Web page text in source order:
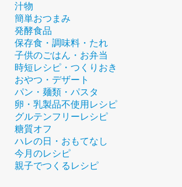
汁物
簡単おつまみ
発酵食品
保存食・調味料・たれ
子供のごはん・お弁当
時短レシピ・つくりおき
おやつ・デザート
パン・麺類・パスタ
卵・乳製品不使用レシピ
グルテンフリーレシピ
糖質オフ
ハレの日・おもてなし
今月のレシピ
親子でつくるレシピ